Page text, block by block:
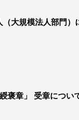
大規模法人部門）
褒章」 受章につい